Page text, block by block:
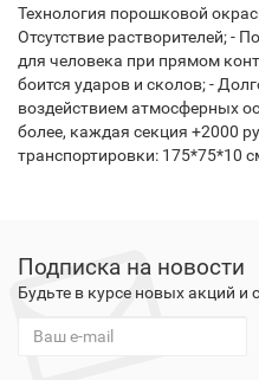
Технология порошковой
Отсутствие растворителей; -
для человека при прямом
боится ударов и сколов; -
воздействием атмосферных
более, каждая секция +2000
транспортировки: 175*75*10
Подписка на новости
Будьте в курсе новых акций и